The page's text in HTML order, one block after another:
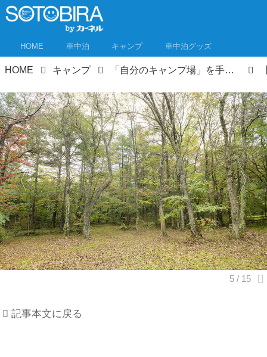
HOME 車中泊 キャンプ 車中泊グッズ
HOME キャンプ 「自分のキャンプ場」を手に入れた人に聞いてみた！開業までの道のりとキャンプ場のつくり方
記事本文に戻る